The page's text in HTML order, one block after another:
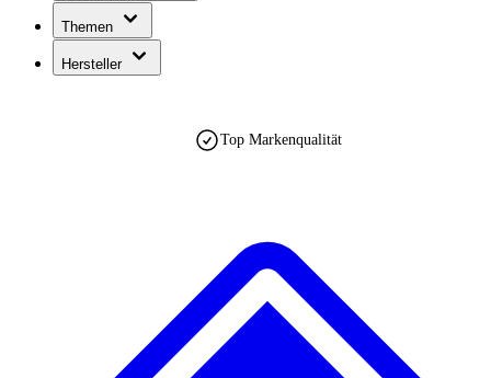
Themen
Hersteller
Top Markenqualität